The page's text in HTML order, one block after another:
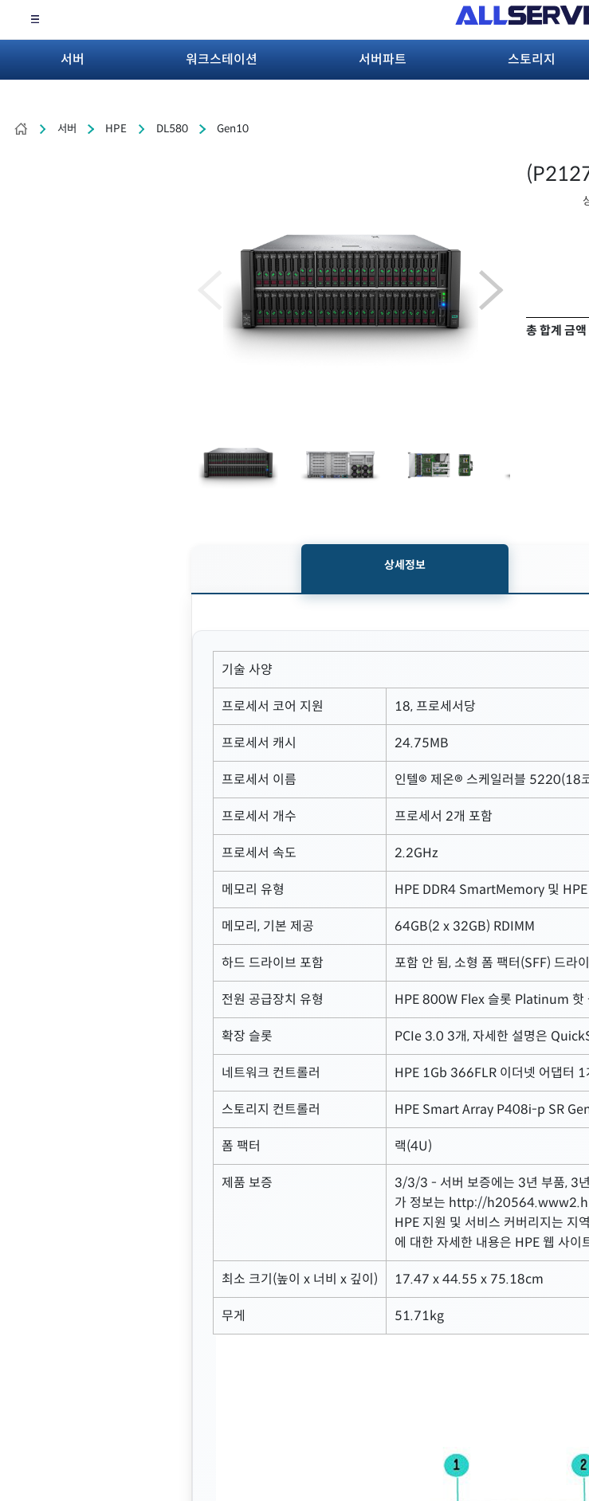
서버 워크스테이션 서버파트 스토리지
서버 HPE DL580 Gen10
총 합계 금액
상세정보
기술 사양
프로세서 코어 지원 18, 프로세서당
프로세서 캐시 24.75MB
프로세서 이름 인텔® 제온® 스케일러블 5220(18
프로세서 개수 프로세서 2개 포함
프로세서 속도 2.2GHz
메모리 유형 HPE DDR4 SmartMemory 및
메모리, 기본 제공 64GB(2 x 32GB) RDIMM
하드 드라이브 포함 포함 안 됨, 소형 폼 팩터(SFF) 드라
전원 공급장치 유형 HPE 800W Flex 슬롯 Platinum 핫
확장 슬롯 PCIe 3.0 3개, 자세한 설명은
네트워크 컨트롤러 HPE 1Gb 366FLR 이더넷 어댑터 1
스토리지 컨트롤러 HPE Smart Array P408i-p SR
폼 팩터 랙(4U)
제품 보증
3/3/3 - 서버 보증에는 3년 부품, 3
가 정보는 http://
HPE 지원 및 서비스 커버리지는 지
에 대한 자세한 내용은 HPE 웹 사
최소 크기(높이 x 너비 x 깊이) 17.47 x 44.55 x 75.18cm
무게 51.71kg